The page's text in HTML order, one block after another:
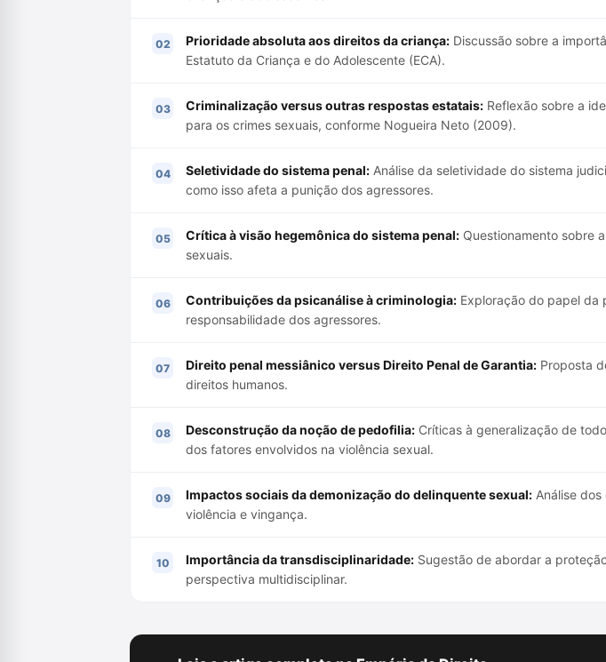
Prioridade absoluta aos direitos da criança: Discussão sobre a
Estatuto da Criança e do Adolescente (ECA).
Criminalização versus outras respostas estatais: Reflexão sobre a
para os crimes sexuais, conforme Nogueira Neto (2009).
Seletividade do sistema penal: Análise da seletividade do sistema
como isso afeta a punição dos agressores.
Crítica à visão hegemônica do sistema penal: Questionamento sobre
sexuais.
Contribuições da psicanálise à criminologia: Exploração do papel da
responsabilidade dos agressores.
Direito penal messiânico versus Direito Penal de Garantia: Proposta
direitos humanos.
Desconstrução da noção de pedofilia: Críticas à generalização de
dos fatores envolvidos na violência sexual.
Impactos sociais da demonização do delinquente sexual: Análise
violência e vingança.
Importância da transdisciplinaridade: Sugestão de abordar a
perspectiva multidisciplinar.